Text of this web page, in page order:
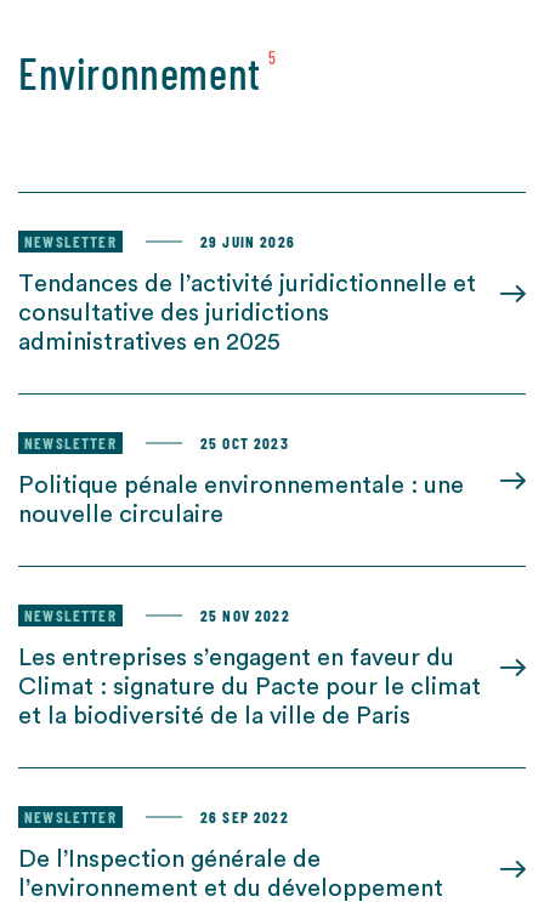
Environnement 5
NEWSLETTER 29 JUIN 2026
Tendances de l’activité juridictionnelle et
consultative des juridictions
administratives en 2025
NEWSLETTER 25 OCT 2023
Politique pénale environnementale : une
nouvelle circulaire
NEWSLETTER 25 NOV 2022
Les entreprises s’engagent en faveur du
Climat : signature du Pacte pour le climat
et la biodiversité de la ville de Paris
NEWSLETTER 26 SEP 2022
De l’Inspection générale de
l’environnement et du développement